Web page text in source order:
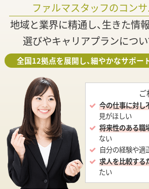
ファルマスタッフのコン
地域と業界に精通し、生きた情
選びやキャリアプランにつ
全国12拠点を展開し、細やかなサポー
今の仕事に対し
見がほしい
将来性のある職
ない
自分の経験や適
求人を比較する
たい